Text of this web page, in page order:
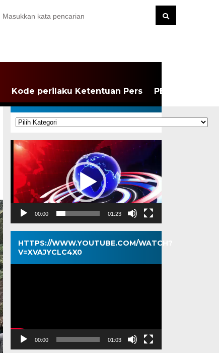
Kode perilaku Ketentuan Pers PEDOMAN
KATEGORI
Kategori
Pemutar
Video
00:00 01:23
HTTPS://WWW.YOUTUBE.COM/WATCH?
V=XVAJYCLC4X0
Pemutar
00:00 01:03